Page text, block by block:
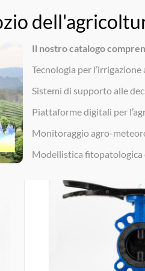
011 4378552 3a@green-planet.it
Mostra36 Prodotti
Il nostro catalogo
Tecnologia per
Sistemi di supporto alle
Piattaforme digitali per
Monitoraggio agro-
Modellistica fitopatologica